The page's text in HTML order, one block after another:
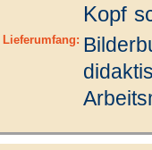
Kopf
Lieferumfang: